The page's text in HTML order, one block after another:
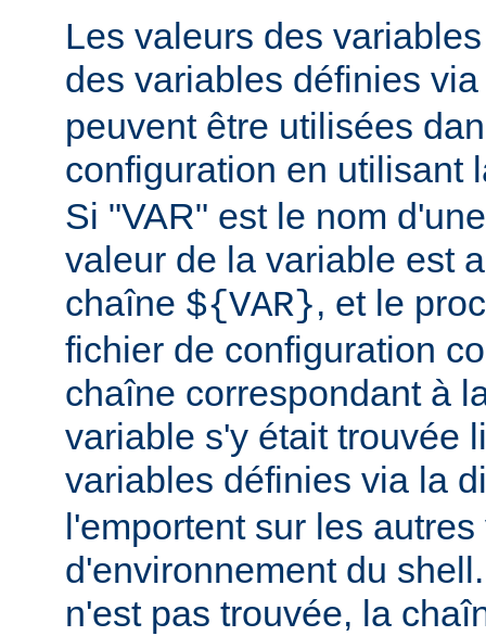
Les valeurs des
des variables définies
peuvent être utilisées
configuration en utilisant
Si "VAR" est le nom
valeur de la variable est
chaîne ${VAR}, et le
fichier de configuration
chaîne correspondant à
variable s'y était trouvée
variables définies via la
l'emportent sur les
d'environnement du
n'est pas trouvée, la